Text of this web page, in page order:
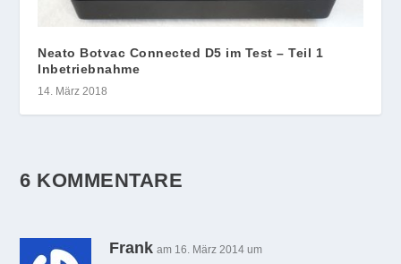
Neato Botvac Connected D5 im Test – Teil 1
Inbetriebnahme
14. März 2018
6 KOMMENTARE
Frank am 16. März 2014 um